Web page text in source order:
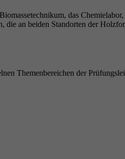
das Chemielabor,
die an beiden Standorten der
Themenbereichen der